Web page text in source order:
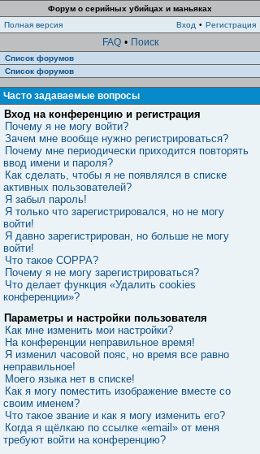
Форум о серийных убийцах и маньяках
Полная версия
Вход • Регистрация
FAQ • Поиск
Список форумов
Список форумов
Часто задаваемые вопросы
Вход на конференцию и регистрация
Почему я не могу войти?
Зачем мне вообще нужно регистрироваться?
Почему мне периодически приходится повторять
ввод имени и пароля?
Как сделать, чтобы я не появлялся в списке
активных пользователей?
Я забыл пароль!
Я только что зарегистрировался, но не могу
войти!
Я давно зарегистрирован, но больше не могу
войти!
Что такое COPPA?
Почему я не могу зарегистрироваться?
Что делает функция «Удалить cookies
конференции»?
Параметры и настройки пользователя
Как мне изменить мои настройки?
На конференции неправильное время!
Я изменил часовой пояс, но время все равно
неправильное!
Моего языка нет в списке!
Как я могу поместить изображение вместе со
своим именем?
Что такое звание и как я могу изменить его?
Когда я щёлкаю по ссылке «email» от меня
требуют войти на конференцию?